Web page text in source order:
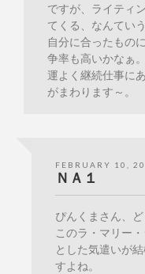
ですが、ライティ
てくる、なんてい
自分に合ったもの
争率も高いかなぁ。
運よく継続仕事に
がまわります～。
FEBRUARY 10,
ＮＡ１
ぴんくまさん、ど
このラ・マリー
とした気遣いが
すよね。